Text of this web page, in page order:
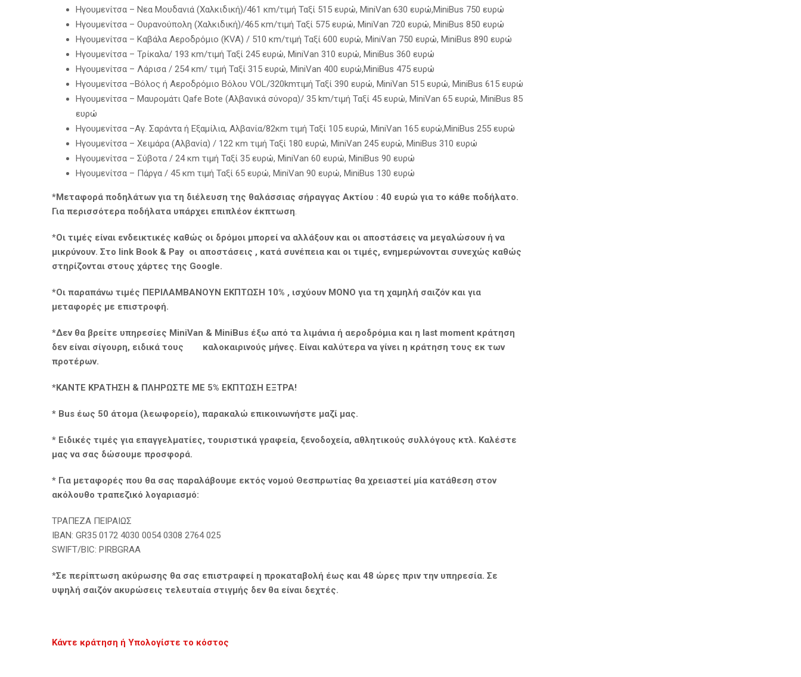
Hγουμενίτσα – Νεα Μουδανιά (Χαλκιδική)/461 κm/τιμή Ταξί 515 ευρώ, MiniVan 630 ευρώ,MiniBus 750 ευρώ
Hγουμενίτσα – Ουρανούπολη (Χαλκιδική)/465 κm/τιμή Ταξί 575 ευρώ, MiniVan 720 ευρώ, MiniBus 850 ευρώ
Hγουμενίτσα – Καβάλα Αεροδρόμιο (ΚVA) / 510 κm/τιμή Ταξί 600 ευρώ, MiniVan 750 ευρώ, MiniBus 890 ευρώ
Hγουμενίτσα – Τρίκαλα/ 193 κm/τιμή Ταξί 245 ευρώ, MiniVan 310 ευρώ, MiniBus 360 ευρώ
Hγουμενίτσα – Λάρισα / 254 κm/ τιμή Ταξί 315 ευρώ, MiniVan 400 ευρώ,MiniBus 475 ευρώ
Ηγουμενίτσα –Βόλος ή Αεροδρόμιο Βόλου VOL/320kmτιμή Ταξί 390 ευρώ, MiniVan 515 ευρώ, MiniBus 615 ευρώ
Hγουμενίτσα – Μαυρομάτι Qafe Bote (Αλβανικά σύνορα)/ 35 km/τιμή Ταξί 45 ευρώ, MiniVan 65 ευρώ, MiniBus 85
ευρώ
Ηγουμενίτσα –Αγ. Σαράντα ή Εξαμίλια, Αλβανία/82κm τιμή Ταξί 105 ευρώ, MiniVan 165 ευρώ,MiniBus 255 ευρώ
Hγουμενίτσα – Χειμάρα (Αλβανία) / 122 κm τιμή Ταξί 180 ευρώ, MiniVan 245 ευρώ, MiniBus 310 ευρώ
Hγουμενίτσα – Σύβοτα / 24 κm τιμή Ταξί 35 ευρώ, MiniVan 60 ευρώ, MiniBus 90 ευρώ
Ηγουμενίτσα – Πάργα / 45 κm τιμή Ταξί 65 ευρώ, MiniVan 90 ευρώ, MiniBus 130 ευρώ
*Μεταφορά ποδηλάτων για τη διέλευση της θαλάσσιας σήραγγας Ακτίου : 40 ευρώ για το κάθε ποδήλατο.
Για περισσότερα ποδήλατα υπάρχει επιπλέον έκπτωση.
*Οι τιμές είναι ενδεικτικές καθώς οι δρόμοι μπορεί να αλλάξουν και οι αποστάσεις να μεγαλώσουν ή να
μικρύνουν. Στο link Book & Pay οι αποστάσεις , κατά συνέπεια και οι τιμές, ενημερώνονται συνεχώς καθώς
στηρίζονται στους χάρτες της Google.
*Οι παραπάνω τιμές ΠΕΡΙΛΑΜΒΑΝΟΥΝ ΕΚΠΤΩΣΗ 10% , ισχύουν MONO για τη χαμηλή σαιζόν και για
μεταφορές με επιστροφή.
*Δεν θα βρείτε υπηρεσίες MiniVan & MiniBus έξω από τα λιμάνια ή αεροδρόμια και η last moment κράτηση
δεν είναι σίγουρη, ειδικά τους καλοκαιρινούς μήνες. Είναι καλύτερα να γίνει η κράτηση τους εκ των
προτέρων.
*ΚΑΝΤΕ ΚΡΑΤΗΣΗ & ΠΛΗΡΩΣΤΕ ΜΕ 5% ΕΚΠΤΩΣΗ ΕΞΤΡΑ!
* Bus έως 50 άτομα (λεωφορείο), παρακαλώ επικοινωνήστε μαζί μας.
* Ειδικές τιμές για επαγγελματίες, τουριστικά γραφεία, ξενοδοχεία, αθλητικούς συλλόγους κτλ. Καλέστε
μας να σας δώσουμε προσφορά.
* Για μεταφορές που θα σας παραλάβουμε εκτός νομού Θεσπρωτίας θα χρειαστεί μία κατάθεση στον
ακόλουθο τραπεζικό λογαριασμό:
ΤΡΑΠΕΖΑ ΠΕΙΡΑΙΩΣ
ΙΒΑΝ: GR35 0172 4030 0054 0308 2764 025
SWIFT/BIC: PIRBGRAA
*Σε περίπτωση ακύρωσης θα σας επιστραφεί η προκαταβολή έως και 48 ώρες πριν την υπηρεσία. Σε
υψηλή σαιζόν ακυρώσεις τελευταία στιγμής δεν θα είναι δεχτές.
Κάντε κράτηση ή Υπολογίστε το κόστος